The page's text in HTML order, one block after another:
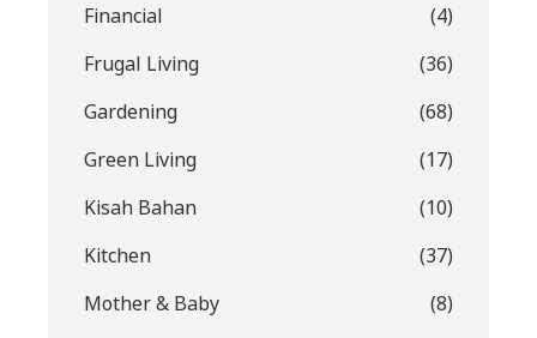
Financial
(4)
Frugal Living
(36)
Gardening
(68)
Green Living
(17)
Kisah Bahan
(10)
Kitchen
(37)
Mother & Baby
(8)